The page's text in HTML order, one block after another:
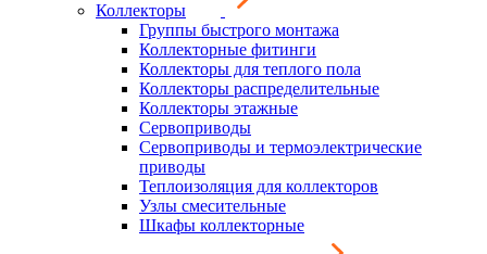
Коллекторы
Группы быстрого монтажа
Коллекторные фитинги
Коллекторы для теплого пола
Коллекторы распределительные
Коллекторы этажные
Сервоприводы
Сервоприводы и термоэлектрические
приводы
Теплоизоляция для коллекторов
Узлы смесительные
Шкафы коллекторные